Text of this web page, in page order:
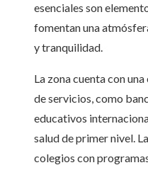
esenciales son
fomentan una
y tranquilidad.
La zona cuenta con
de servicios, como
educativos
salud de primer nivel.
colegios con